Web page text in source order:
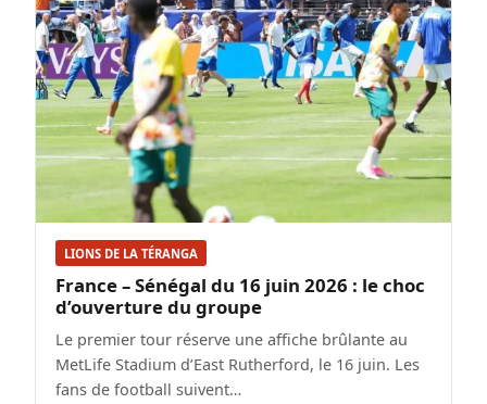
LIONS DE LA TÉRANGA
France – Sénégal du 16 juin 2026 : le choc
d’ouverture du groupe
Le premier tour réserve une affiche brûlante au
MetLife Stadium d’East Rutherford, le 16 juin. Les
fans de football suivent…